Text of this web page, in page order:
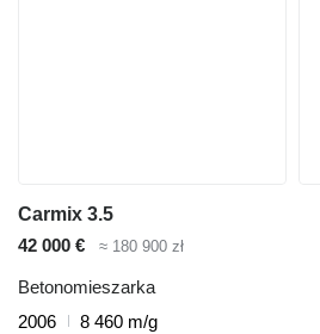
Carmix 3.5
42 000 €
≈ 180 900 zł
Betonomieszarka
2006
8 460 m/g